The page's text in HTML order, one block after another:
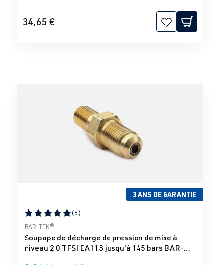
34,65 €
3 ANS DE GARANTIE
Note moyenne de 5 sur 5 étoiles
(6)
BAR-TEK®
Soupape de décharge de pression de mise à
niveau 2.0 TFSI EA113 jusqu'à 145 bars BAR-